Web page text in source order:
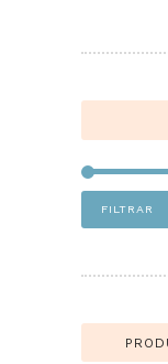
FILTRAR